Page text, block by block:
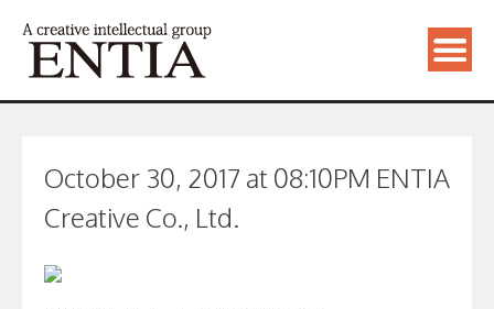
October 30, 2017 at 08:10PM ENTIA
Creative Co., Ltd.